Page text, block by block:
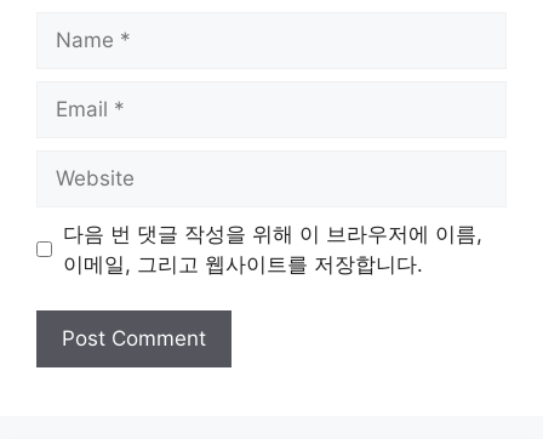
다음 번 댓글 작성을 위해 이 브라우저에 이름,
이메일, 그리고 웹사이트를 저장합니다.